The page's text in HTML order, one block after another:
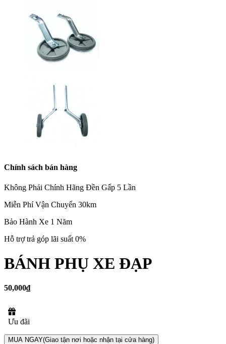
Chính sách bán hàng
Không Phải Chính Hãng Đền Gấp 5 Lần
Miễn Phí Vận Chuyển 30km
Bảo Hành Xe 1 Năm
Hỗ trợ trả góp lãi suất 0%
BÁNH PHỤ XE ĐẠP
50,000₫
Ưu đãi
MUA NGAY(Giao tận nơi hoặc nhận tại cửa hàng)